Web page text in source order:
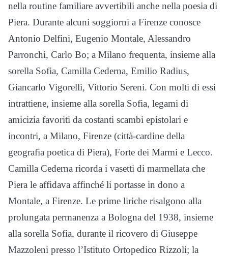
nella routine familiare avvertibili anche nella poesia di
Piera. Durante alcuni soggiorni a Firenze conosce
Antonio Delfini, Eugenio Montale, Alessandro
Parronchi, Carlo Bo; a Milano frequenta, insieme alla
sorella Sofia, Camilla Cederna, Emilio Radius,
Giancarlo Vigorelli, Vittorio Sereni. Con molti di essi
intrattiene, insieme alla sorella Sofia, legami di
amicizia favoriti da costanti scambi epistolari e
incontri, a Milano, Firenze (città-cardine della
geografia poetica di Piera), Forte dei Marmi e Lecco.
Camilla Cederna ricorda i vasetti di marmellata che
Piera le affidava affinché li portasse in dono a
Montale, a Firenze. Le prime liriche risalgono alla
prolungata permanenza a Bologna del 1938, insieme
alla sorella Sofia, durante il ricovero di Giuseppe
Mazzoleni presso l’Istituto Ortopedico Rizzoli; la